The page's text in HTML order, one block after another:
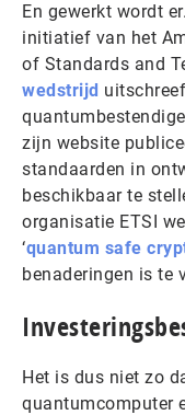
En gewerkt wordt
initiatief van het
of Standards and
wedstrijd
zijn website
standaarden in
beschikbaar te
organisatie ETSI
‘quantum safe
benaderingen is te
Het is dus niet zo
quantumcomputer